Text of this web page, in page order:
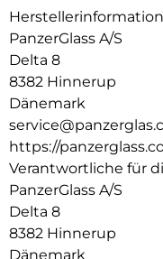
verstärkten Ecken, die
Erschütterungen
Halterung für deinen
griffbereit.
Bist du bereit, dein iPad
Die iPad Essential
in einem cleveren
halten, egal wohin dich
Herstellerinformation
PanzerGlass A/S
Delta 8
8382 Hinnerup
Dänemark
https://
Verantwortliche für
PanzerGlass A/S
Delta 8
8382 Hinnerup
Dänemark